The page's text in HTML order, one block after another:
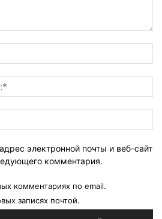
электронной почты и веб-сайт
комментария.
комментариях по email.
записях почтой.